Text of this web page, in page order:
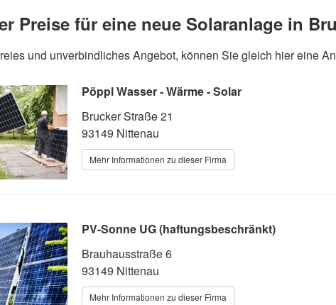
Preise für eine neue Solaranlage in
und unverbindliches Angebot, können Sie gleich hier eine
Pöppl Wasser - Wärme - Solar
Brucker Straße 21
93149 Nittenau
Mehr Informationen zu dieser Firma
PV-Sonne UG (haftungsbeschränkt)
Brauhausstraße 6
93149 Nittenau
Mehr Informationen zu dieser Firma